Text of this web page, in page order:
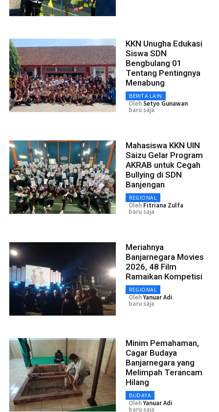
KKN Unugha Edukasi
Siswa SDN
Bengbulang 01
Tentang Pentingnya
Menabung
BERITA LAIN
OlehSetyo Gunawan
baru saja
Mahasiswa KKN UIN
Saizu Gelar Program
AKRAB untuk Cegah
Bullying di SDN
Banjengan
REGIONAL
Oleh Fitriana Zulfa
baru saja
Meriahnya
Banjarnegara Movies
2026, 48 Film
Ramaikan Kompetisi
REGIONAL
OlehYanuar Adi
baru saja
Minim Pemahaman,
Cagar Budaya
Banjarnegara yang
Melimpah Terancam
Hilang
BUDAYA
OlehYanuar Adi
baru saja